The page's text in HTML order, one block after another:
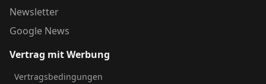
Newsletter
Google News
Vertrag mit Werbung
Vertragsbedingungen